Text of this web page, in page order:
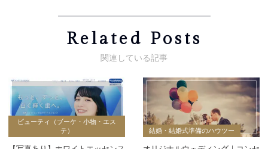
Related Posts
ビューティ（ブーケ・小物・エス
テ）
結婚・結婚式準備のハウツー